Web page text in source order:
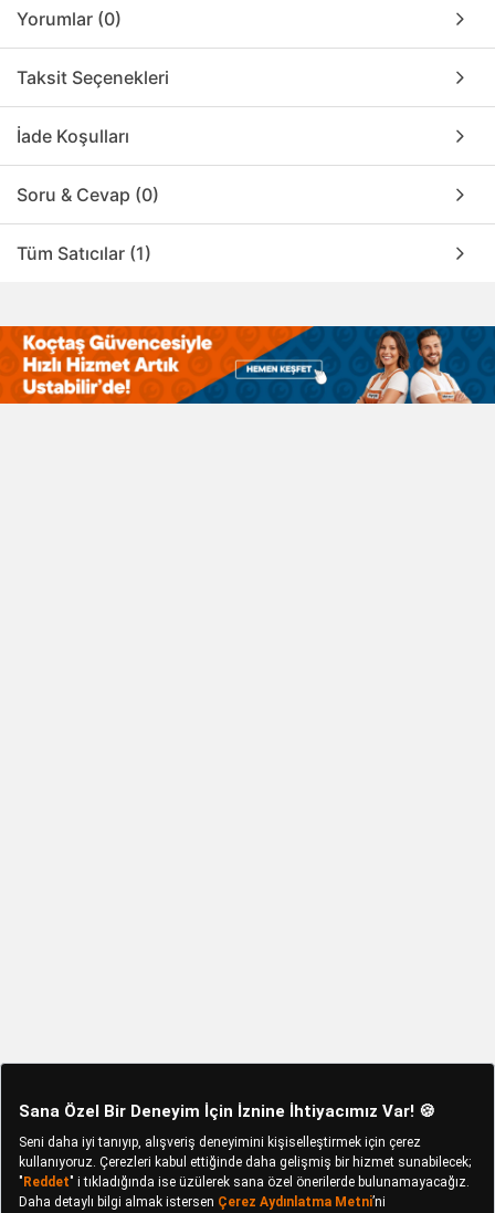
Yorumlar (0)
Taksit Seçenekleri
İade Koşulları
Soru & Cevap (0)
Tüm Satıcılar (1)